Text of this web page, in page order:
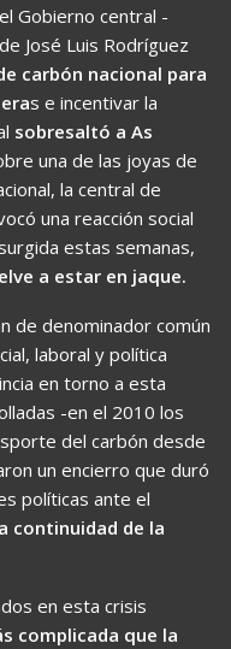
Gobierno central -
José Luis Rodríguez
carbón nacional para
s e incentivar la
sobresaltó a As
una de las joyas de
la central de
una reacción social
estas semanas,
a estar en jaque.
de denominador común
laboral y política
en torno a esta
-en el 2010 los
del carbón desde
un encierro que duró
políticas ante el
continuidad de la
en esta crisis
complicada que la